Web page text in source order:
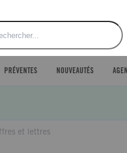
PRÉVENTES NOUVEAUTÉS
et lettres